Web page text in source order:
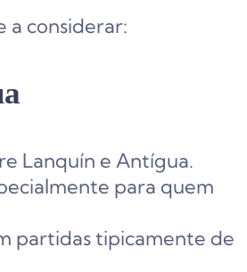
a considerar:
Lanquín e Antígua.
para quem
partidas tipicamente de